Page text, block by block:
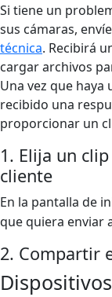
Si tiene un
sus cámaras,
técnica. Recibirá
cargar archivos
Una vez que
recibido una
proporcionar un
1. Elija un
cliente
En la pantalla de
que quiera enviar
2. Compartir